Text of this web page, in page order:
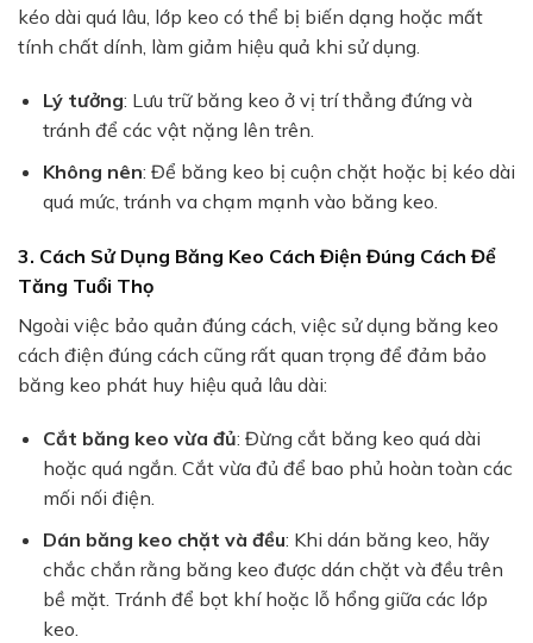
kéo dài quá lâu, lớp keo có thể bị biến dạng hoặc mất
tính chất dính, làm giảm hiệu quả khi sử dụng.
Lý tưởng: Lưu trữ băng keo ở vị trí thẳng đứng và
tránh để các vật nặng lên trên.
Không nên: Để băng keo bị cuộn chặt hoặc bị kéo dài
quá mức, tránh va chạm mạnh vào băng keo.
3. Cách Sử Dụng Băng Keo Cách Điện Đúng Cách Để
Tăng Tuổi Thọ
Ngoài việc bảo quản đúng cách, việc sử dụng băng keo
cách điện đúng cách cũng rất quan trọng để đảm bảo
băng keo phát huy hiệu quả lâu dài:
Cắt băng keo vừa đủ: Đừng cắt băng keo quá dài
hoặc quá ngắn. Cắt vừa đủ để bao phủ hoàn toàn các
mối nối điện.
Dán băng keo chặt và đều: Khi dán băng keo, hãy
chắc chắn rằng băng keo được dán chặt và đều trên
bề mặt. Tránh để bọt khí hoặc lỗ hổng giữa các lớp
keo.